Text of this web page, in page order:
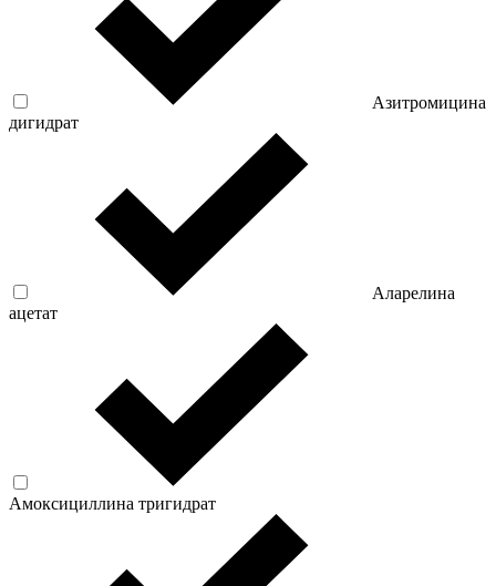
Азитромицина
дигидрат
Аларелина
ацетат
Амоксициллина тригидрат